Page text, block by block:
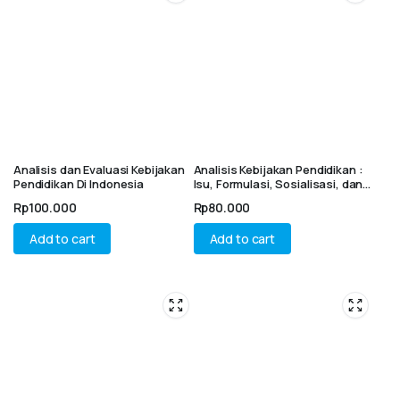
Analisis dan Evaluasi Kebijakan
Pendidikan Di Indonesia
Rp100.000
Add to cart
Analisis Kebijakan Pendidikan :
Isu, Formulasi, Sosialisasi, dan
Merdeka dalam Pendidikan
Formal di Indonesia
Rp80.000
Add to cart